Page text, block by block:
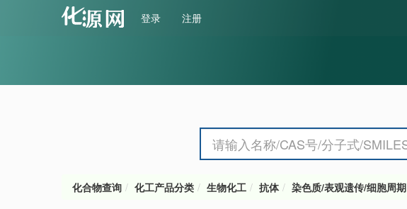
登录 注册
化合物查询 化工产品分类 生物化工 抗体 染色质/表观遗传/细胞周期